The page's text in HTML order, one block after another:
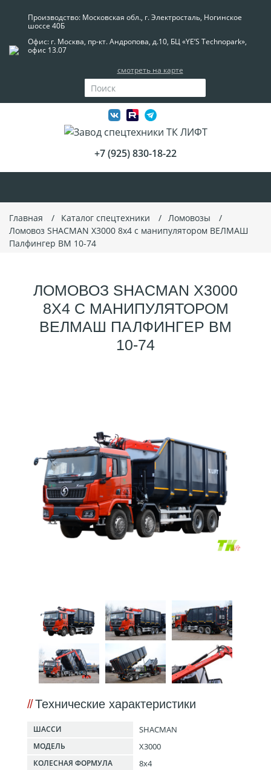
Производство: Московская обл., г. Электросталь, Ногинское
шоссе 40Б
Офис: г. Москва, пр-кт. Андропова, д.10, БЦ «YE’S Technopark»,
офис 13.07
смотреть на карте
+7 (925) 830-18-22
Главная Каталог спецтехники
Ломовозы
Ломовоз SHACMAN X3000 8x4 с манипулятором ВЕЛМАШ
Палфингер ВМ 10-74
ЛОМОВОЗ SHACMAN X3000
8X4 С МАНИПУЛЯТОРОМ
ВЕЛМАШ ПАЛФИНГЕР ВМ
10-74
Технические характеристики
ШАССИ SHACMAN
МОДЕЛЬ X3000
КОЛЕСНАЯ ФОРМУЛА 8x4